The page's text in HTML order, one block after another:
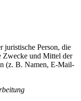
juristische Person, die
Zwecke und Mittel der
(z. B. Namen, E-Mail-